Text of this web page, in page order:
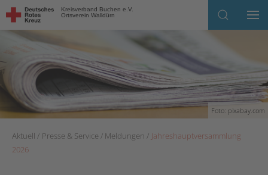
Skip to main content
Kreisverband Buchen e.V.
Ortsverein Walldürn
Foto: pixabay.com
Aktuell Presse & Service Meldungen
Jahreshauptversammlung
2026